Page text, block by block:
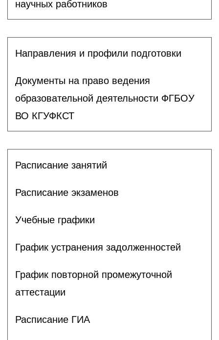
научных работников
Направления и профили подготовки
Документы на право ведения
образовательной деятельности ФГБОУ
ВО КГУФКСТ
Расписание занятий
Расписание экзаменов
Учебные графики
График устранения задолженностей
График повторной промежуточной
аттестации
Расписание ГИА